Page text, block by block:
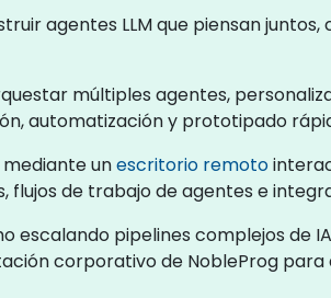
agentes LLM que piensan
múltiples agentes,
automatización y prototipado
unescritorio remoto
de trabajo de agentes e
pipelines complejos de
corporativo de NobleProg